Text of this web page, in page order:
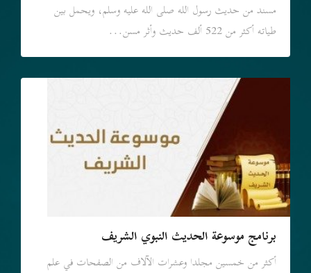
مسند من حديث رسول الله صلى الله عليه وسلم، ويحمل بين
طياته أكثر من 522 ألف حديث وأثر مسن...
برنامج موسوعة الحديث النبوي الشريف
أكثر من خمسين مجلدا وعشرات الآلاف من الصفحات في علم